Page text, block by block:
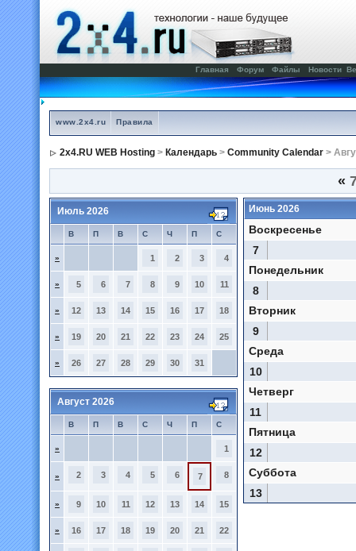
Главная Форум Файлы Новости
www.2x4.ru Правила
2x4.RU WEB Hosting > Календарь > Community Calendar >
«
Июль 2026
В П В С Ч П С
» 1 2 3 4
» 5 6 7 8 9 10 11
» 12 13 14 15 16 17 18
» 19 20 21 22 23 24 25
» 26 27 28 29 30 31
Август 2026
В П В С Ч П С
» 1
» 2 3 4 5 6 7 8
» 9 10 11 12 13 14 15
» 16 17 18 19 20 21 22
Июнь 2026
Воскресенье
7
Понедельник
8
Вторник
9
Среда
10
Четверг
11
Пятница
12
Суббота
13